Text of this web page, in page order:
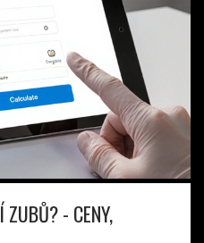
ZUBŮ? - CENY,